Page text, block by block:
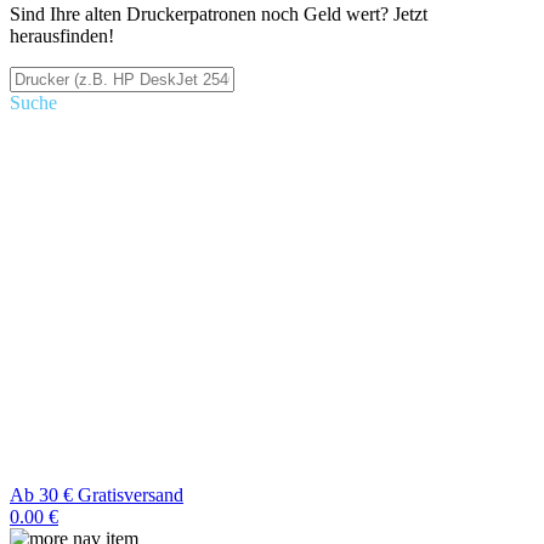
Sind Ihre alten Druckerpatronen noch Geld wert? Jetzt
herausfinden!
Suche
Ab 30 € Gratisversand
0.00 €